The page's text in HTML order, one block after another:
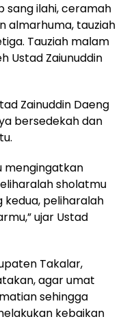
sang ilahi, ceramah
almarhuma, tauziah
Tauziah malam
Ustad Zaiunuddin
Zainuddin Daeng
bersedekah dan
mengingatkan
sholatmu
kedua, peliharalah
ujar Ustad
Takalar,
agar umat
sehingga
kebaikan